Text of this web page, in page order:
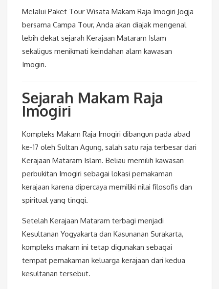
Melalui Paket Tour Wisata Makam Raja Imogiri Jogja
bersama Campa Tour, Anda akan diajak mengenal
lebih dekat sejarah Kerajaan Mataram Islam
sekaligus menikmati keindahan alam kawasan
Imogiri.
Sejarah Makam Raja
Imogiri
Kompleks Makam Raja Imogiri dibangun pada abad
ke-17 oleh Sultan Agung, salah satu raja terbesar dari
Kerajaan Mataram Islam. Beliau memilih kawasan
perbukitan Imogiri sebagai lokasi pemakaman
kerajaan karena dipercaya memiliki nilai filosofis dan
spiritual yang tinggi.
Setelah Kerajaan Mataram terbagi menjadi
Kesultanan Yogyakarta dan Kasunanan Surakarta,
kompleks makam ini tetap digunakan sebagai
tempat pemakaman keluarga kerajaan dari kedua
kesultanan tersebut.